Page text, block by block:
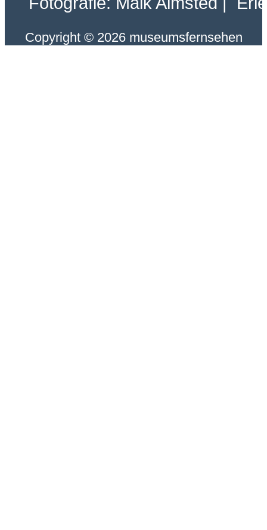
Copyright © 2026 museumsfernsehen